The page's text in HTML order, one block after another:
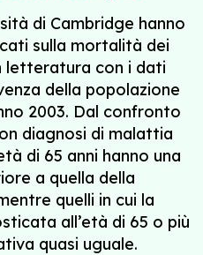
di Cambridge hanno
sulla mortalità dei
letteratura con i dati
della popolazione
2003. Dal confronto
diagnosi di malattia
di 65 anni hanno una
a quella della
quelli in cui la
all’età di 65 o più
quasi uguale.